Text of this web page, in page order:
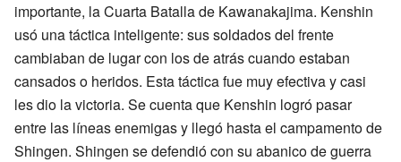
importante, la Cuarta Batalla de Kawanakajima. Kenshin
usó una táctica inteligente: sus soldados del frente
cambiaban de lugar con los de atrás cuando estaban
cansados o heridos. Esta táctica fue muy efectiva y casi
les dio la victoria. Se cuenta que Kenshin logró pasar
entre las líneas enemigas y llegó hasta el campamento de
Shingen. Shingen se defendió con su abanico de guerra